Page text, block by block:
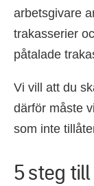
arbetsgivare
trakasserier
påtalade
Vi vill att du
därför måste
som inte
5 steg